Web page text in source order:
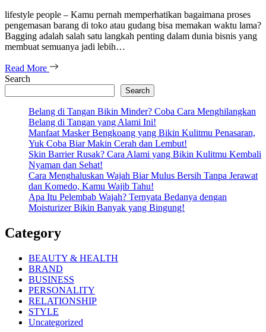
lifestyle people – Kamu pernah memperhatikan bagaimana proses
pengemasan barang di toko atau gudang bisa memakan waktu lama?
Bagging adalah salah satu langkah penting dalam dunia bisnis yang
membuat semuanya jadi lebih…
Read More
Search
Search
Belang di Tangan Bikin Minder? Coba Cara Menghilangkan
Belang di Tangan yang Alami Ini!
Manfaat Masker Bengkoang yang Bikin Kulitmu Penasaran,
Yuk Coba Biar Makin Cerah dan Lembut!
Skin Barrier Rusak? Cara Alami yang Bikin Kulitmu Kembali
Nyaman dan Sehat!
Cara Menghaluskan Wajah Biar Mulus Bersih Tanpa Jerawat
dan Komedo, Kamu Wajib Tahu!
Apa Itu Pelembab Wajah? Ternyata Bedanya dengan
Moisturizer Bikin Banyak yang Bingung!
Category
BEAUTY & HEALTH
BRAND
BUSINESS
PERSONALITY
RELATIONSHIP
STYLE
Uncategorized